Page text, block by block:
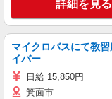
詳細を見る
マイクロバスにて教
イバー
日給 15,850円
箕面市